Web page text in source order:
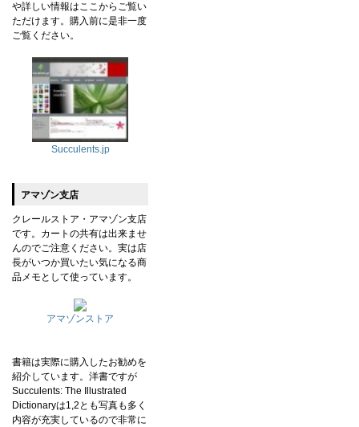
や詳しい情報はここからご覧い
ただけます。購入前に是非一度
ご覧ください。
Succulents.jp
アマゾン支店
クレールストア・アマゾン支店
です。カートの共有は出来ませ
んのでご注意ください。実は店
長がいつか買いたい気になる商
品メモとして使っています。
アマゾンストア
書籍は実際に購入したお勧めを
紹介しています。洋書ですが
Succulents: The Illustrated
Dictionaryは1,2とも写真も多く
内容が充実しているので非常に